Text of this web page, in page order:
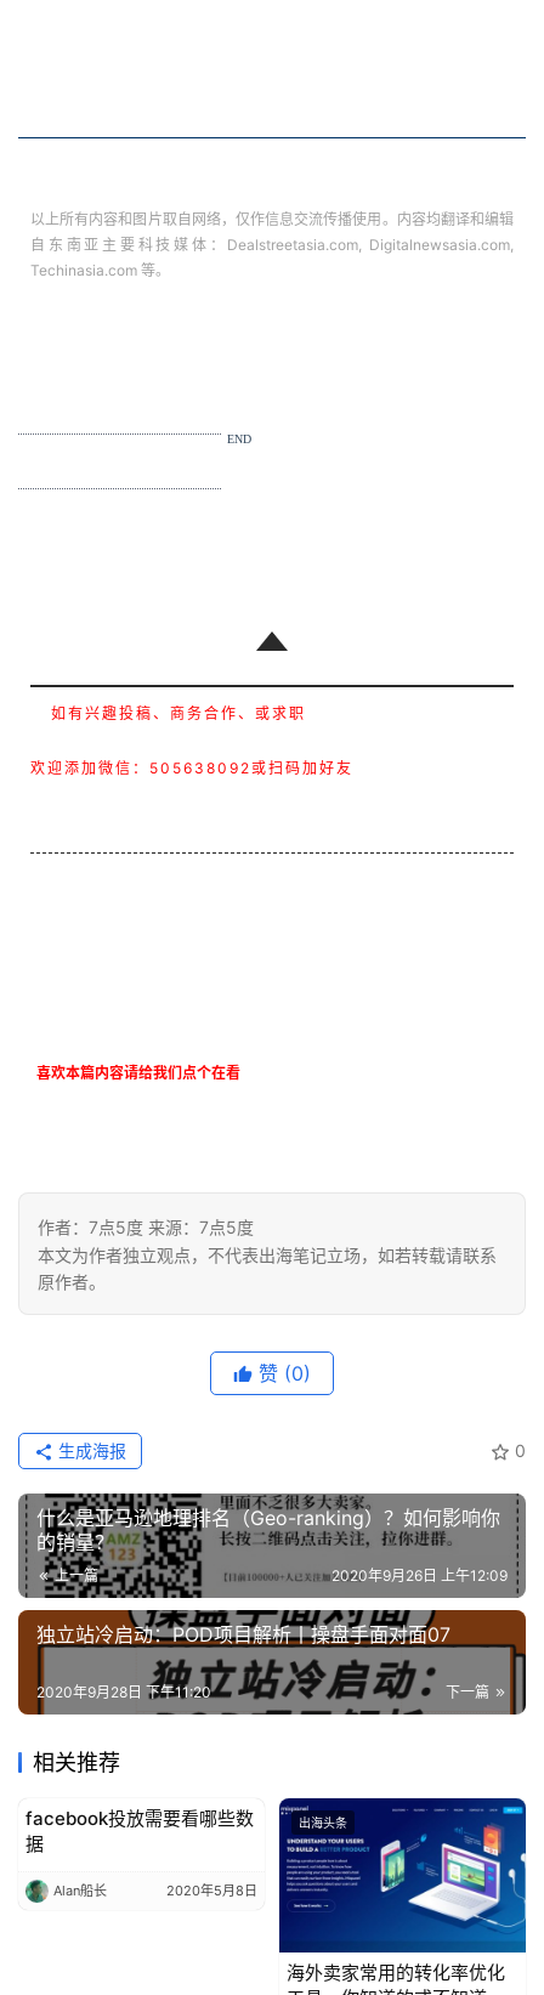
以上所有内容和图片取自网络，仅作信息交流传播使用。内容均翻译和编辑
自东南亚主要科技媒体：Dealstreetasia.com, Digitalnewsasia.com,
Techinasia.com 等。
END
如有兴趣投稿、商务合作、或求职
欢迎添加微信：505638092或扫码加好友
喜欢本篇内容请给我们点个在看
作者：7点5度 来源：7点5度
本文为作者独立观点，不代表出海笔记立场，如若转载请联系
原作者。
赞 (0)
0
生成海报
什么是亚马逊地理排名（Geo-ranking）？如何影响你
的销量？
上一篇 2020年9月26日 上午12:09
独立站冷启动：POD项目解析丨操盘手面对面07
下一篇
2020年9月28日 下午11:20
相关推荐
出海头条
facebook投放需要看哪些数
据
Alan船长 2020年5月8日
出海头条
海外卖家常用的转化率优化